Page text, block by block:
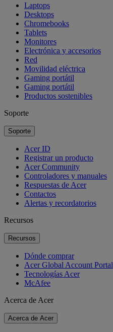
Laptops
Desktops
Chromebooks
Tablets
Monitores
Electrónica y accesorios
Red
Movilidad eléctrica
Gaming portátil
Gaming portátil
Productos sostenibles
Soporte
Soporte
Acer ID
Registrar un producto
Acer Community
Controladores y manuales
Respuestas de Acer
Contactos
Alertas y recordatorios
Recursos
Recursos
Dónde comprar
Acer Global Account Portal
Tecnologías Acer
McAfee
Acerca de Acer
Acerca de Acer